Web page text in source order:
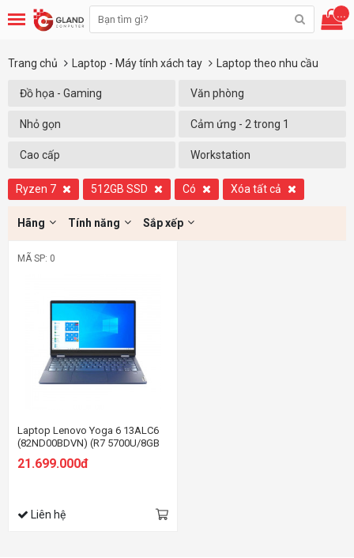
...
Trang chủ Laptop - Máy tính xách tay Laptop theo nhu cầu
Đồ họa - Gaming Văn phòng
Nhỏ gọn Cảm ứng - 2 trong 1
Cao cấp Workstation
Ryzen 7 512GB SSD Có Xóa tất cả
Hãng Tính năng Sắp xếp
MÃ SP: 0
Laptop Lenovo Yoga 6 13ALC6
(82ND00BDVN) (R7 5700U/8GB
FHD/Win11/Xanh)
21.699.000đ
Liên hệ